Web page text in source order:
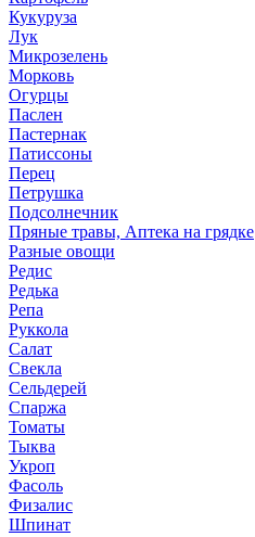
Кукуруза
Лук
Микрозелень
Морковь
Огурцы
Паслен
Пастернак
Патиссоны
Перец
Петрушка
Подсолнечник
Пряные травы, Аптека на грядке
Разные овощи
Редис
Редька
Репа
Руккола
Салат
Свекла
Сельдерей
Спаржа
Томаты
Тыква
Укроп
Фасоль
Физалис
Шпинат